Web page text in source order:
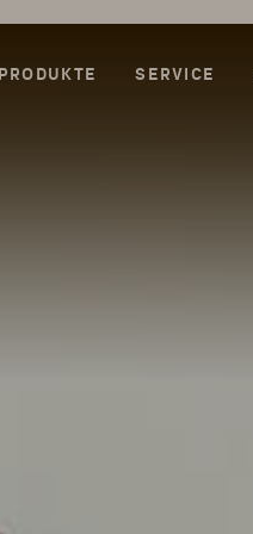
PRODUKTE SERVICE